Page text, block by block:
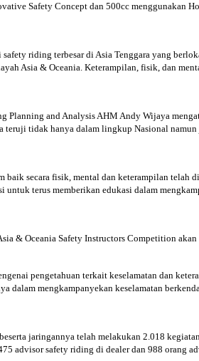
Safety Concept dan 500cc menggunakan
riding terbesar di Asia Tenggara yang
Asia & Oceania. Keterampilan, fisik, dan
Planning and Analysis AHM Andy Wijaya
teruji tidak hanya dalam lingkup Nasional
baik secara fisik, mental dan keterampilan
untuk terus memberikan edukasi dalam
& Oceania Safety Instructors Competition
pengetahuan terkait keselamatan dan
dalam mengkampanyekan keselamatan
jaringannya telah melakukan 2.018
advisor safety riding di dealer dan 988 orang